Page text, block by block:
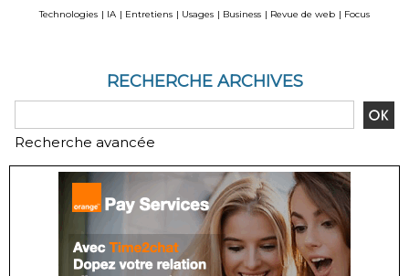
Technologies | IA | Entretiens | Usages | Business | Revue de web | Focus
RECHERCHE ARCHIVES
Recherche avancée